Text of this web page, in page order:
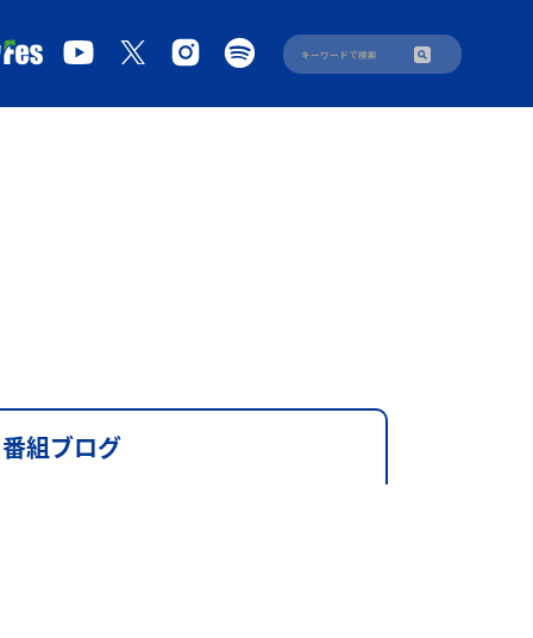
番組ブログ